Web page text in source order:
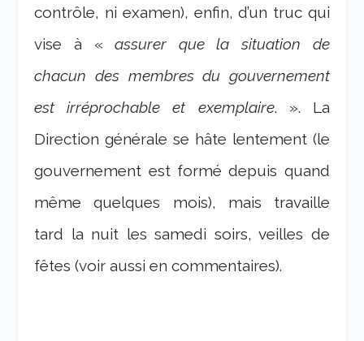
contrôle, ni examen), enfin, d’un truc qui
vise à «assurer que la situation de
chacun des membres du gouvernement
est irréprochable et exemplaire. ». La
Direction générale se hâte lentement (le
gouvernement est formé depuis quand
même quelques mois), mais travaille
tard la nuit les samedi soirs, veilles de
fêtes (voir aussi en commentaires).